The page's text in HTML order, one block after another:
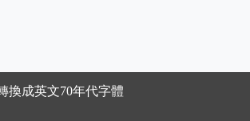
換成英文70年代字體